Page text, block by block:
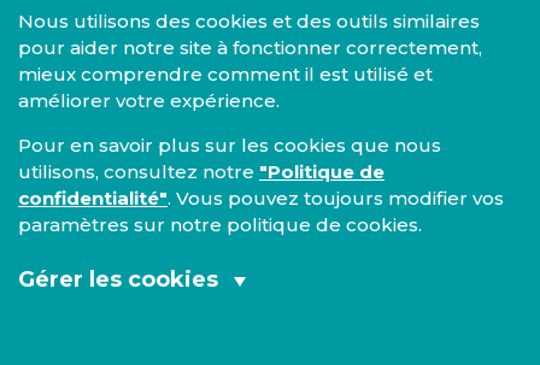
Nous utilisons des cookies et des outils similaires
pour aider notre site à fonctionner correctement,
mieux comprendre comment il est utilisé et
améliorer votre expérience.
Pour en savoir plus sur les cookies que nous
utilisons, consultez notre "Politique de
confidentialité". Vous pouvez toujours modifier vos
paramètres sur notre politique de cookies.
Gérer les cookies
Chaussée de Louvain, 82/3
1300 Wavre
+32 10 24 36 36
brabant-wallon@fed.ps.be